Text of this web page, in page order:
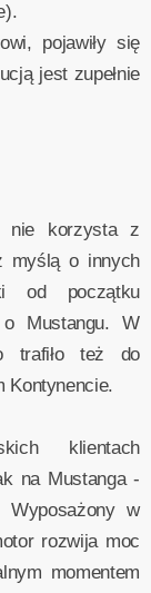
pojawiły się
jest zupełnie
nie korzysta z
myślą o innych
od początku
Mustangu. W
trafiło też do
Kontynencie.
klientach
na Mustanga -
w
rozwija moc
momentem